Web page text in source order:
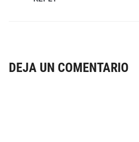
DEJA UN COMENTARIO